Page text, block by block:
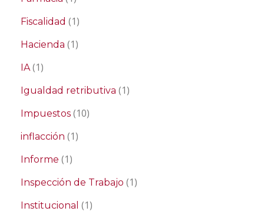
Fiscalidad (1)
Hacienda (1)
IA(1)
Igualdad retributiva (1)
Impuestos (10)
inflacción (1)
Informe (1)
Inspección de Trabajo (1)
Institucional (1)